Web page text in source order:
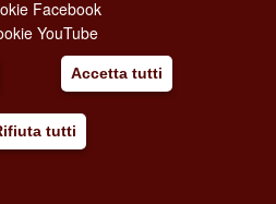
MEDIA POLICY
Facebook
YouTube
Accetta tutti
tutti